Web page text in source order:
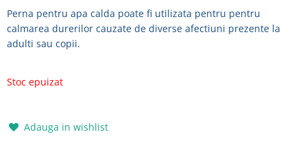
Perna pentru apa calda poate fi utilizata pentru pentru
calmarea durerilor cauzate de diverse afectiuni prezente la
adulti sau copii.
Stoc epuizat
Adauga in wishlist